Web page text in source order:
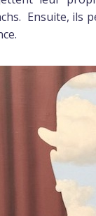
Ensuite, ils